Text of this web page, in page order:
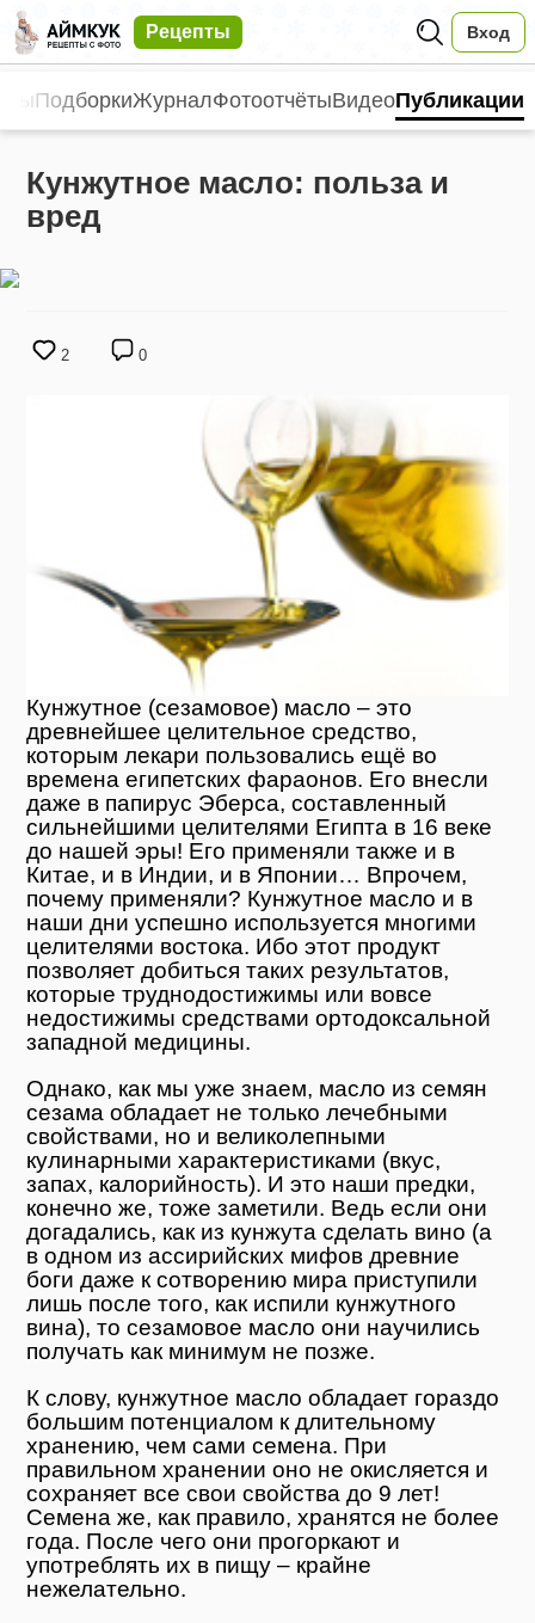
Рецепты Вход
ПодборкиЖурналФотоотчётыВидеоПубликации
Кунжутное масло: польза и
вред
2 0
Кунжутное (сезамовое) масло – это
древнейшее целительное средство,
которым лекари пользовались ещё во
времена египетских фараонов. Его внесли
даже в папирус Эберса, составленный
сильнейшими целителями Египта в 16 веке
до нашей эры! Его применяли также и в
Китае, и в Индии, и в Японии… Впрочем,
почему применяли? Кунжутное масло и в
наши дни успешно используется многими
целителями востока. Ибо этот продукт
позволяет добиться таких результатов,
которые труднодостижимы или вовсе
недостижимы средствами ортодоксальной
западной медицины.
Однако, как мы уже знаем, масло из семян
сезама обладает не только лечебными
свойствами, но и великолепными
кулинарными характеристиками (вкус,
запах, калорийность). И это наши предки,
конечно же, тоже заметили. Ведь если они
догадались, как из кунжута сделать вино (а
в одном из ассирийских мифов древние
боги даже к сотворению мира приступили
лишь после того, как испили кунжутного
вина), то сезамовое масло они научились
получать как минимум не позже.
К слову, кунжутное масло обладает гораздо
большим потенциалом к длительному
хранению, чем сами семена. При
правильном хранении оно не окисляется и
сохраняет все свои свойства до 9 лет!
Семена же, как правило, хранятся не более
года. После чего они прогоркают и
употреблять их в пищу – крайне
нежелательно.